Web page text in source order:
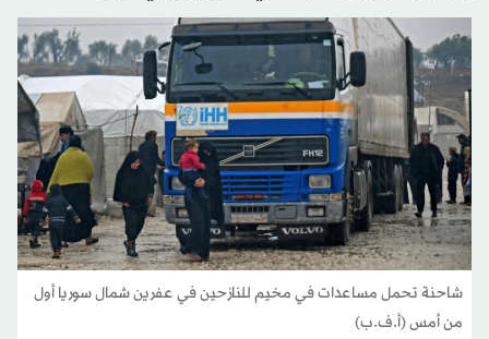
شاحنة تحمل مساعدات في مخيم للنازحين في عفرين شمال سوريا أول
من أمس (أ.ف.ب)